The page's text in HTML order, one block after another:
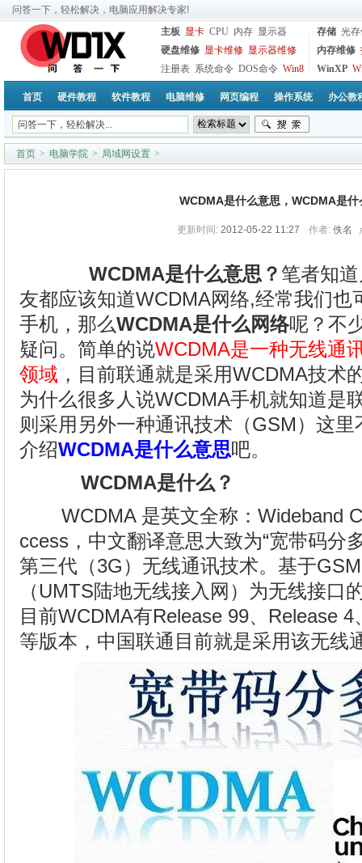
问答一下，轻松解决，电脑应用解决专家!
主板 显卡 CPU 内存 显示器
硬盘维修 显卡维修 显示器维修
注册表 系统命令 DOS命令 Win8
存储 光
内存维修
WinXP
首页 硬件教程 软件教程 电脑维修 网页编程 操作系统 办公教
首页 > 电脑学院 > 局域网设置 >
WCDMA是什么意思，WCDMA是什
更新时间: 2012-05-22 11:27 作者: 佚名
WCDMA是什么意思？ 笔者知
友都应该知道WCDMA网络,经常我们也
手机，那么WCDMA是什么网络呢？不
疑问。简单的说WCDMA是一种无线通
领域 ，目前联通就是采用WCDMA技术
为什么很多人说WCDMA手机就知道是
则采用另外一种通讯技术（GSM）这
介绍WCDMA是什么意思吧。
WCDMA是什么？
WCDMA 是英文全称：Wideband
ccess，中文翻译意思大致为“宽带码分
第三代（3G）无线通讯技术。基于
（UMTS陆地无线接入网）为无线接口
目前WCDMA有Release 99、Release
等版本，中国联通目前就是采用该无线